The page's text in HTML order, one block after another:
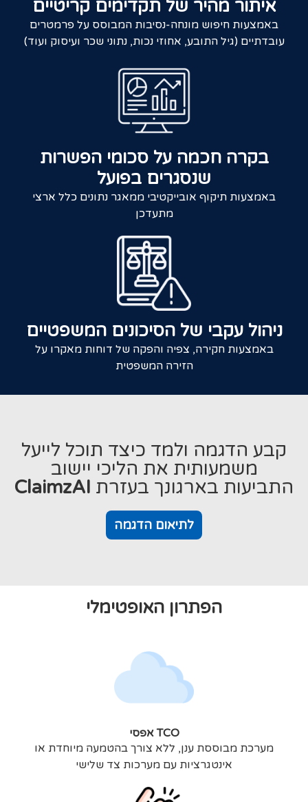
איתור מהיר של תקדימים קריטיים
באמצעות חיפוש מונחה-נסיבות המבוסס על פרמטרים
עובדתיים (גיל התובע, אחוזי נכות, נתוני שכר ועיסוק ועוד)
בקרה חכמה על סכומי הפשרות
שנסגרים בפועל
באמצעות תיקוף אובייקטיבי ממאגר נתונים כלל ארצי
מתעדכן
ניהול עקבי של הסיכונים המשפטיים
באמצעות חקירה, צפיה והפקה של דוחות מאקרו על
הזירה המשפטית
קבע הדגמה ולמד כיצד תוכל לייעל
משמעותית את הליכי יישוב
התביעות בארגונך בעזרת ClaimzAI
לתיאום הדגמה
הפתרון האופטימלי
TCO אפסי
מערכת מבוססת ענן, ללא צורך בהטמעה מיוחדת או
אינטגרציות עם מערכות צד שלישי